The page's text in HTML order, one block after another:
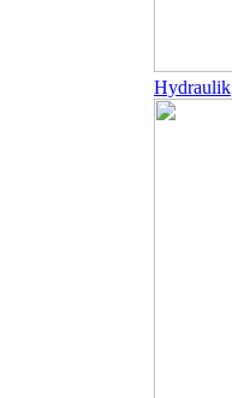
Hydraulik